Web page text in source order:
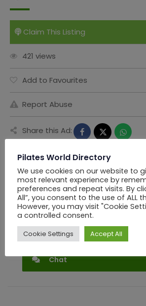
Claim This Listing
421 views
Add to Favourites
Report Abuse
Share this Ad:
Seller Information
PWD Los Angels
Offline Now
Chat
Pilates World Directory
We use cookies on our website to
most relevant experience by
preferences and repeat visits. By
All”, you consent to the use of ALL
However, you may visit "Cookie
a controlled consent.
Cookie Settings Accept All